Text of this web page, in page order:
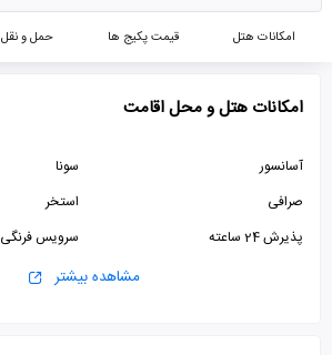
امکانات هتل قیمت پکیج ها حمل و نقل
امکانات هتل و محل اقامت
آسانسور
سونا
صرافی
استخر
پذیرش 24 ساعته
سرویس فرنگی
کافی شاپمشاهده بیشتر